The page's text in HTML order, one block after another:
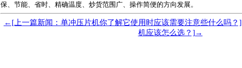
保、节能、省时、精确温度、炒货范围广、操作简便的方向发展。
←[上一篇新闻：单冲压片机你了解它使用时应该需要注意些什么吗？]
机应该怎么选？]→